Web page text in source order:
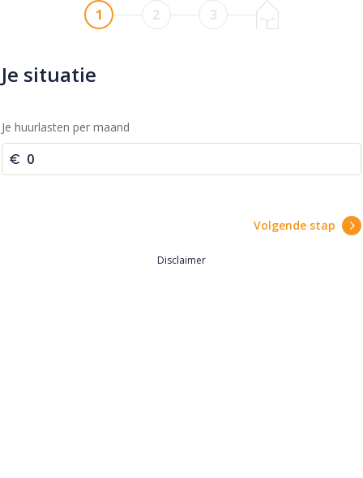
1 2 3
Je situatie
Je huurlasten per maand
Volgende stap
Disclaimer